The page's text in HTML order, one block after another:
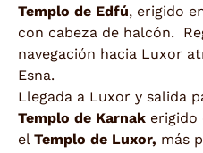
Templo de Edfú, erigido
con cabeza de halcón.
navegación hacia Luxor
Esna.
Llegada a Luxor y salida
Templo de Karnak erigido
el Templo de Luxor, más